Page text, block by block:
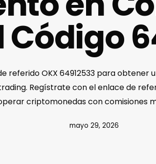
referido OKX 64912533 para obtener
Regístrate con el enlace de
criptomonedas con comisiones
mayo 29, 2026